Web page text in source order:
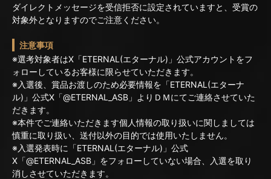
ダイレクトメッセージを受信拒否に設定されていますと、受賞の
対象外となりますのでご注意ください。
注意事項
※選考対象者はX「ETERNAL(エターナル)」公式アカウントをフ
ォローしているお客様に限らせていただきます。
※入選後、賞品お渡しのため必要情報を「ETERNAL(エターナ
ル)」公式X「@ETERNAL_ASB」よりＤＭにてご連絡させていた
だきます。
※本件でご連絡いただきます個人情報の取り扱いに関しましては
慎重に取り扱い、送付以外の目的では使用いたしません。
※入選発表時に「ETERNAL(エターナル)」公式
X「@ETERNAL_ASB」をフォローしていない場合、入選を取り
消しさせていただきます。